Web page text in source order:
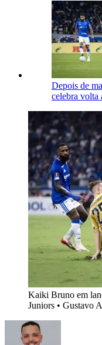
Depois de
celebra volta
Kaiki Bruno em
Juniors • Gustavo